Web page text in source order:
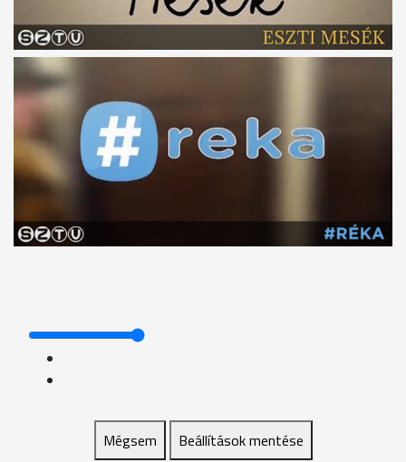
Mégsem Beállítások mentése